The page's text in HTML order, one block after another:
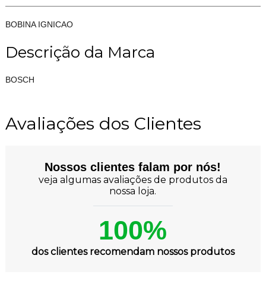
BOBINA IGNICAO
Descrição da Marca
BOSCH
Avaliações dos Clientes
Nossos clientes falam por nós!
veja algumas avaliações de produtos da
nossa loja.
100%
dos clientes recomendam nossos produtos